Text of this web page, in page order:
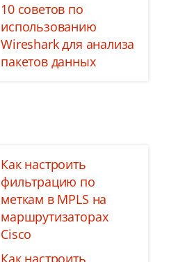
10 советов по
использованию
Wireshark для анализа
пакетов данных
Как настроить
фильтрацию по
меткам в MPLS на
маршрутизаторах
Cisco
Как настроить